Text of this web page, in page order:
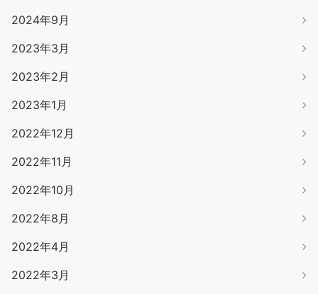
2024年9月
2023年3月
2023年2月
2023年1月
2022年12月
2022年11月
2022年10月
2022年8月
2022年4月
2022年3月